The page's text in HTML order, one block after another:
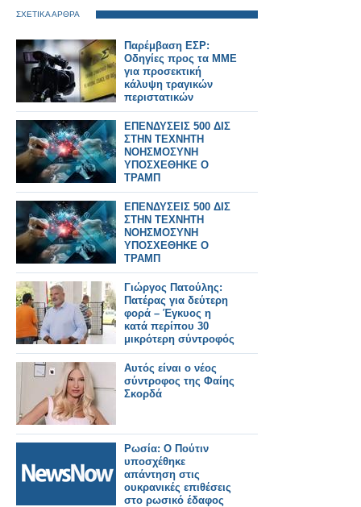
ΣΧΕΤΙΚΑ ΑΡΘΡΑ
Παρέμβαση ΕΣΡ:
Οδηγίες προς τα ΜΜΕ
για προσεκτική
κάλυψη τραγικών
περιστατικών
ΕΠΕΝΔΥΣΕΙΣ 500 ΔΙΣ
ΣΤΗΝ ΤΕΧΝΗΤΗ
ΝΟΗΣΜΟΣΥΝΗ
ΥΠΟΣΧΕΘΗΚΕ Ο
ΤΡΑΜΠ
ΕΠΕΝΔΥΣΕΙΣ 500 ΔΙΣ
ΣΤΗΝ ΤΕΧΝΗΤΗ
ΝΟΗΣΜΟΣΥΝΗ
ΥΠΟΣΧΕΘΗΚΕ Ο
ΤΡΑΜΠ
Γιώργος Πατούλης:
Πατέρας για δεύτερη
φορά – Έγκυος η
κατά περίπου 30
μικρότερη σύντροφός
του
Αυτός είναι ο νέος
σύντροφος της Φαίης
Σκορδά
Ρωσία: Ο Πούτιν
υποσχέθηκε
απάντηση στις
ουκρανικές επιθέσεις
στο ρωσικό έδαφος